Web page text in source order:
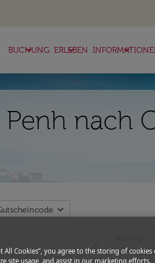
BUCHUNG
keyboard_arrow_down ERLEBEN
keyboard_arrow_down keyboard_arrow_down
nach
expand_more
fc-
16/08/
All Cookies”, you agree to the storing of
site usage, and assist in our marketing efforts.